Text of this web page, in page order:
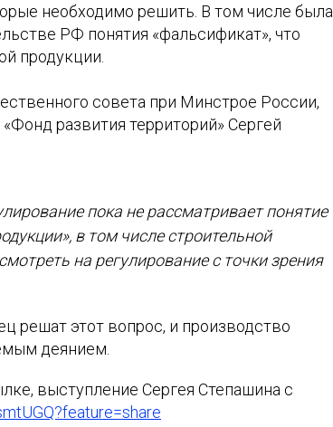
необходимо решить. В том числе была
РФ понятия «фальсификат», что
продукции.
совета при Минстрое России,
развития территорий» Сергей
пока не рассматривает понятие
в том числе строительной
на регулирование с точки зрения
решат этот вопрос, и производство
деянием.
выступление Сергея Степашина с